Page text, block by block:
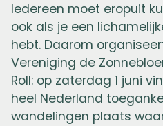
Iedereen moet eropuit
ook als je een
hebt. Daarom
Vereniging de
Roll: op zaterdag 1 juni
heel Nederland
wandelingen plaats